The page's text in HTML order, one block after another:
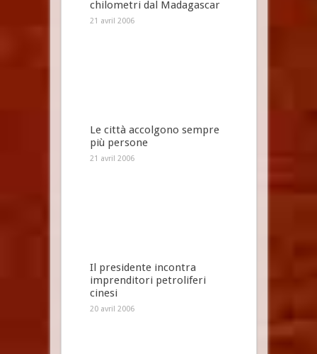
chilometri dal Madagascar
21 avril 2006
Le città accolgono sempre
più persone
21 avril 2006
Il presidente incontra
imprenditori petroliferi
cinesi
20 avril 2006